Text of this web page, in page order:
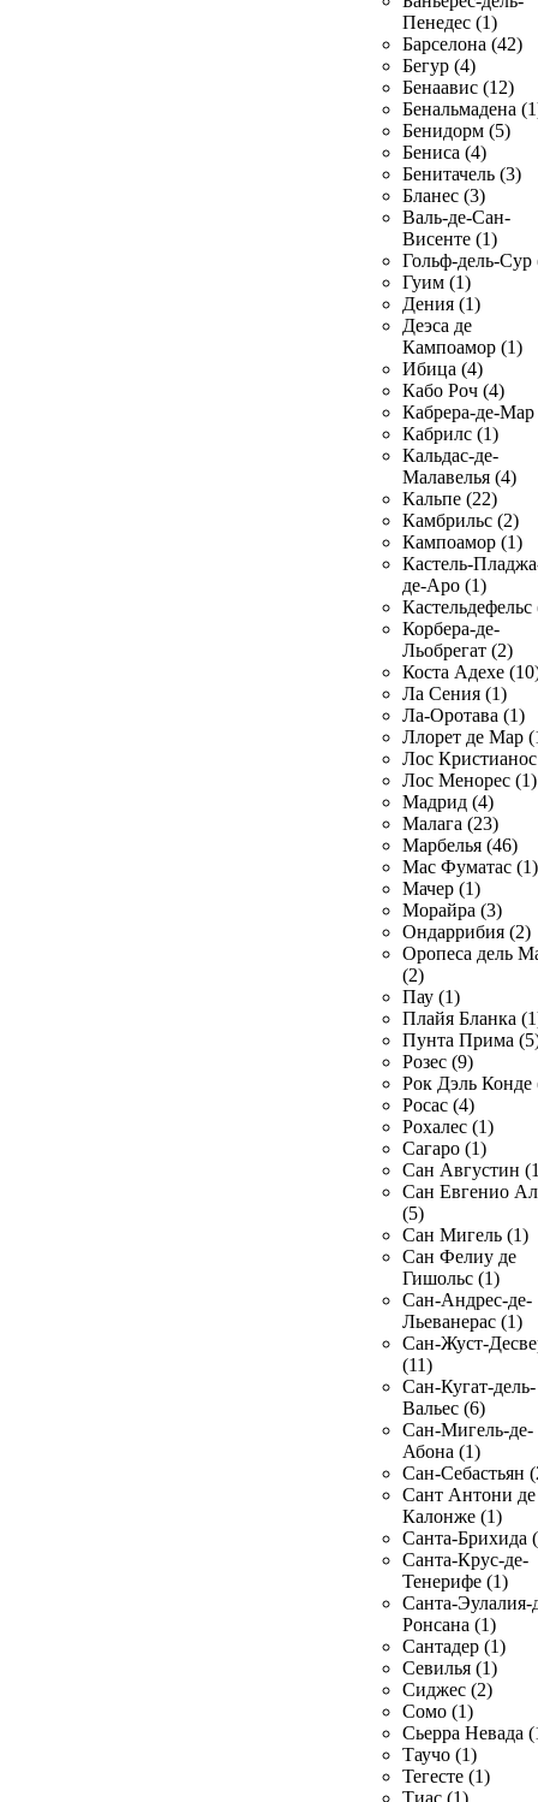
Пенедес (1)
Барселона (42)
Бегур (4)
Бенаавис (12)
Бенальмадена
Бенидорм (5)
Бениса (4)
Бенитачель (3)
Бланес (3)
Валь-де-Сан-
Висенте (1)
Гольф-дель-Сур
Гуим (1)
Дения (1)
Деэса де
Кампоамор (1)
Ибица (4)
Кабо Роч (4)
Кабрера-де-Мар
Кабрилс (1)
Кальдас-де-
Малавелья (4)
Кальпе (22)
Камбрильс (2)
Кампоамор (1)
Кастель-
де-Аро (1)
Кастельдефельс
Корбера-де-
Льобрегат (2)
Коста Адехе
Ла Сения (1)
Ла-Оротава (1)
Ллорет де Мар
Лос
Лос Менорес (1)
Мадрид (4)
Малага (23)
Марбелья (46)
Мас Фуматас (1)
Мачер (1)
Морайра (3)
Ондаррибия (2)
Оропеса дель
(2)
Пау (1)
Плайя Бланка
Пунта Прима
Розес (9)
Рок Дэль Конде
Росас (4)
Рохалес (1)
Сагаро (1)
Сан Августин
Сан Евгенио
(5)
Сан Мигель (1)
Сан Фелиу де
Гишольс (1)
Сан-Андрес-де-
Льеванерас (1)
Сан-Жуст-
(11)
Сан-Кугат-дель-
Вальес (6)
Сан-Мигель-де-
Абона (1)
Сан-Себастьян
Сант Антони де
Калонже (1)
Санта-Брихида
Санта-Крус-де-
Тенерифе (1)
Санта-Эулалия-
Ронсана (1)
Сантадер (1)
Севилья (1)
Сиджес (2)
Сомо (1)
Сьерра Невада
Таучо (1)
Тегесте (1)
Тиас (1)